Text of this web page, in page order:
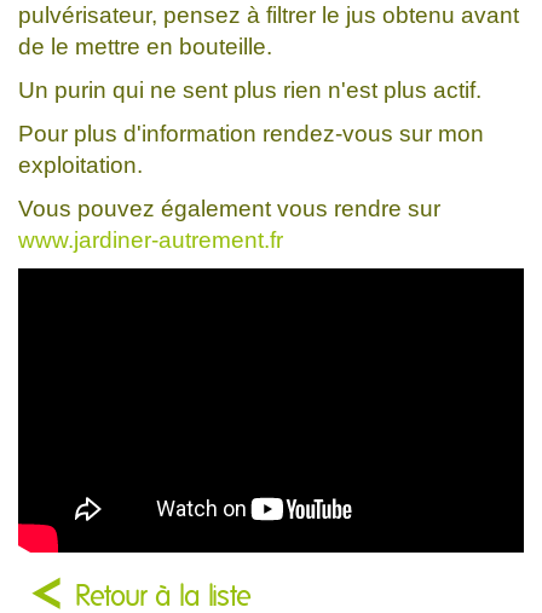
pulvérisateur, pensez à filtrer le jus obtenu avant
de le mettre en bouteille.
Un purin qui ne sent plus rien n'est plus actif.
Pour plus d'information rendez-vous sur mon
exploitation.
Vous pouvez également vous rendre sur
www.jardiner-autrement.fr
Retour à la liste